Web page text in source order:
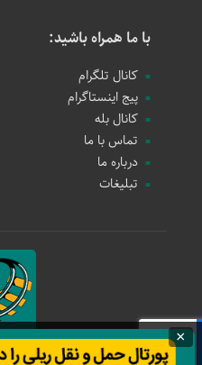
با ما همراه باشید:
کانال تلگرام
پیج اینستاگرام
کانال بله
تماس با ما
درباره ما
تبلیغات
حمل و نقل ریلی
×